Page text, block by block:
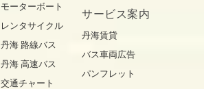
モーターボート
レンタサイクル
丹海 路線バス
丹海 高速バス
交通チャート
サービス案内
丹海賃貸
バス車両広告
パンフレット